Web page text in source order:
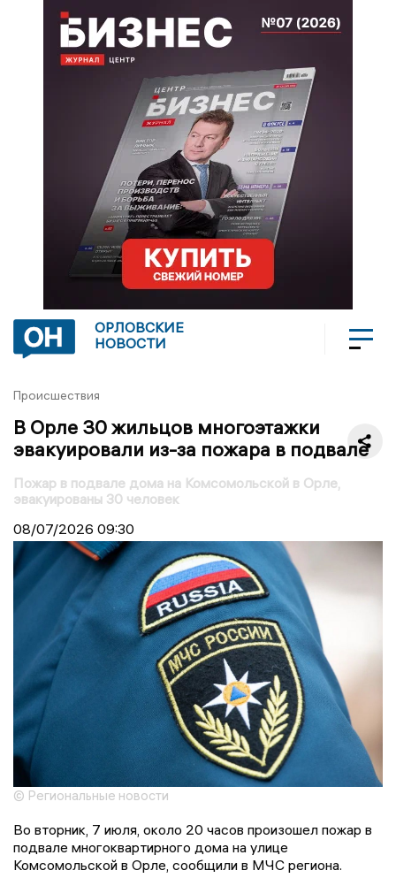
ОРЛОВСКИЕ
НОВОСТИ
Происшествия
В Орле 30 жильцов многоэтажки
эвакуировали из-за пожара в подвале
Пожар в подвале дома на Комсомольской в Орле,
эвакуированы 30 человек
08/07/2026 09:30
© Региональные новости
Во вторник, 7 июля, около 20 часов произошел пожар в
подвале многоквартирного дома на улице
Комсомольской в Орле, сообщили в МЧС региона.